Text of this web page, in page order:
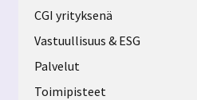
Useful
links
FINLAND
CGI yrityksenä
Vastuullisuus & ESG
Palvelut
Toimipisteet